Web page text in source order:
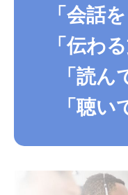
「会話
「伝わ
「読ん
「聴い